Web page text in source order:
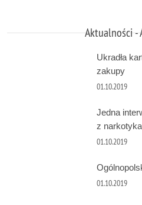
Aktualności -
Ukradła
zakupy
01.10.2019
Jedna
z
01.10.2019
01.10.2019